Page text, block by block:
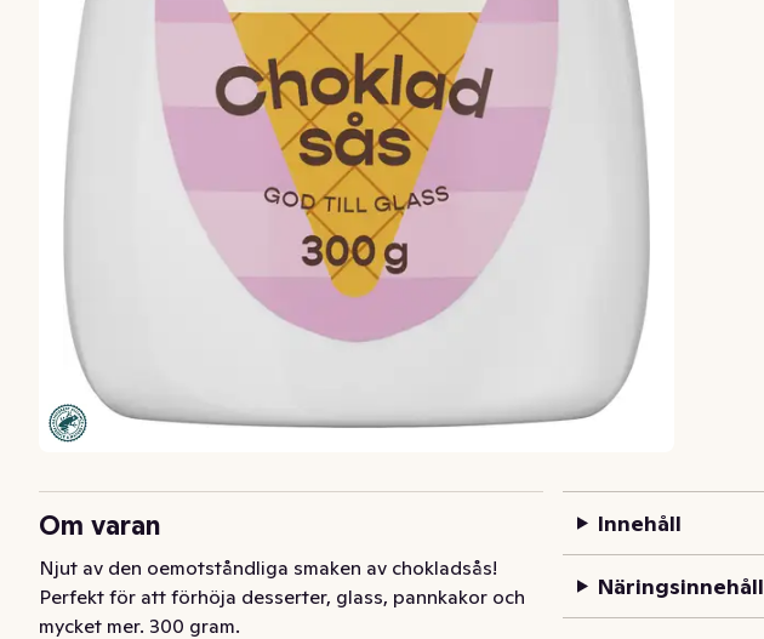
Om varan
Njut av den oemotståndliga smaken av chokladsås!
Perfekt för att förhöja desserter, glass, pannkakor och
mycket mer. 300 gram.
Innehåll
Näringsinnehåll